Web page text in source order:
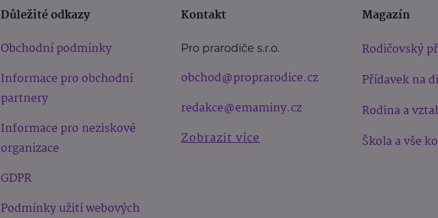
Důležité odkazy
Obchodní podmínky
Informace pro obchodní
partnery
Informace pro neziskové
organizace
GDPR
Podmínky užití webových
Kontakt
Pro prarodiče s.r.o.
obchod@proprarodice.cz
redakce@emaminy.cz
Zobrazit více
Magazín
Rodičovský
Přídavek na
Rodina a
Škola a vše